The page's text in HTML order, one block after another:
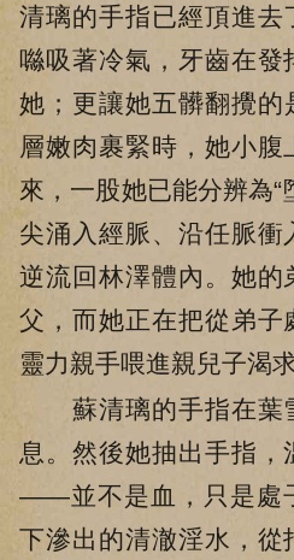
清璃的手指已經頂進去
噝吸著冷氣，牙齒在發
她；更讓她五髒翻攪
層嫩肉裹緊時，她小腹
來，一股她已能分辨為“
尖涌入經脈、沿任脈衝
逆流回林澤體內。她的
父，而她正在把從弟子
靈力親手喂進親兒子渴
蘇清璃的手指在葉
息。然後她抽出手指，
——並不是血，只是處
下滲出的清澈淫水，從